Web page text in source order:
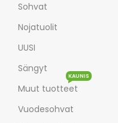
Sohvat
Nojatuolit
UUSI
Sängyt
Muut tuotteet
KAUNIS
Vuodesohvat